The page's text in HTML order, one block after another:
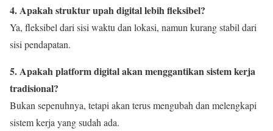
4. Apakah struktur upah digital lebih fleksibel?
Ya, fleksibel dari sisi waktu dan lokasi, namun kurang stabil dari
sisi pendapatan.
5. Apakah platform digital akan menggantikan sistem kerja
tradisional?
Bukan sepenuhnya, tetapi akan terus mengubah dan melengkapi
sistem kerja yang sudah ada.